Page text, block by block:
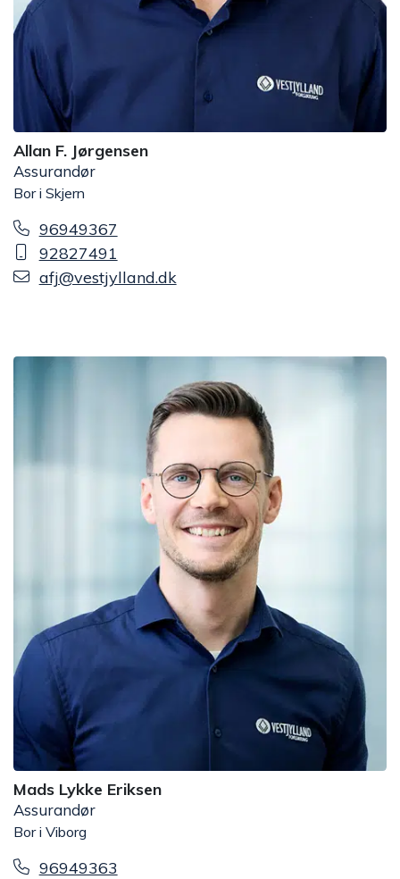
Allan F. Jørgensen
Assurandør
Bor i Skjern
96949367
92827491
afj@vestjylland.dk
Mads Lykke Eriksen
Assurandør
Bor i Viborg
96949363